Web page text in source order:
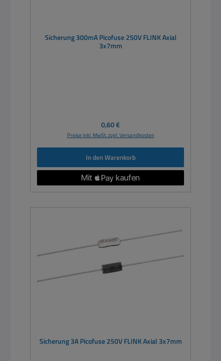
Sicherung 300mA Picofuse 250V FLINK Axial
3x7mm
Regulärer Preis:
0,60 €
Preise inkl. MwSt. zzgl. Versandkosten
In den Warenkorb
Sicherung 3A Picofuse 250V FLINK Axial 3x7mm